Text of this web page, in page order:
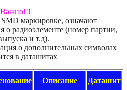
Важно!!!
маркировке, означают
о радиоэлементе (номер партии,
и т.д).
о дополнительных символах
в даташитах
Описание Даташит